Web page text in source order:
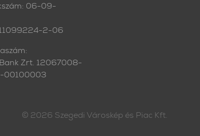
06-09-
2-06
Zrt. 12067008-
00100003
© 2026 Szegedi Városkép és Piac Kft.